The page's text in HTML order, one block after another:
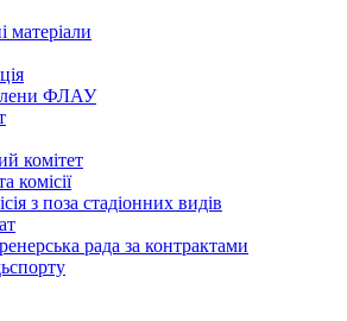
матеріали
ФЛАУ
комітет
комісії
з поза стадіонних видів
рада за контрактами